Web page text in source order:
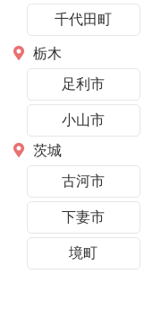
千代田町
栃木
足利市
小山市
茨城
古河市
下妻市
境町